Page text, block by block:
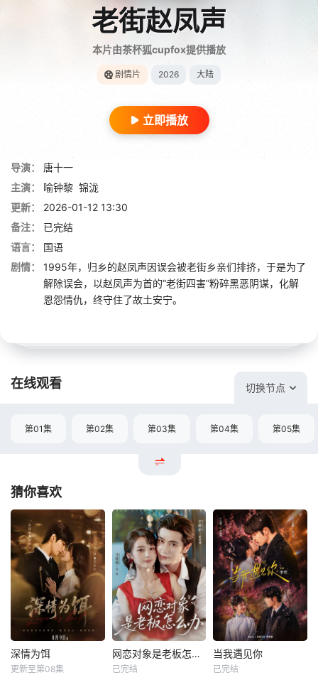
老街赵凤声
本片由茶杯狐cupfox提供播放
剧情片 2026 大陆
立即播放
导演：
唐十一
主演：
喻钟黎 锦泷
更新：
2026-01-12 13:30
备注：
已完结
语言：
国语
剧情：
1995年，归乡的赵凤声因误会被老街乡亲们排挤，于是为了
解除误会，以赵凤声为首的“老街四害”粉碎黑恶阴谋，化解
恩怨情仇，终守住了故土安宁。
在线观看 切换节点
第01集 第02集 第03集 第04集 第05集
猜你喜欢
深情为饵
更新至第08集
网恋对象是老板怎么办
已完结
当我遇见你
已完结